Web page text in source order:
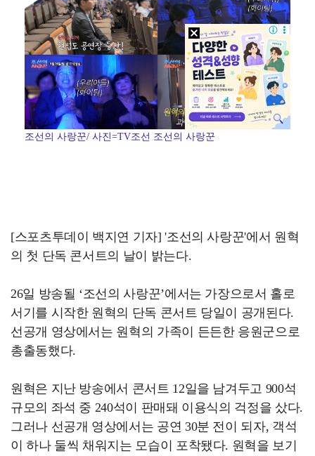
조선의 사랑꾼/ 사진=TV조선 조선의 사랑꾼
[스포츠투데이 백지연 기자] '조선의 사랑꾼'에서 원혁
의 첫 단독 콘서트의 날이 밝는다.
26일 방송될 ‘조선의 사랑꾼’에서는 가장으로서 홀로
서기를 시작한 원혁의 단독 콘서트 당일이 공개된다.
선공개 영상에서는 원혁의 가족이 든든한 응원군으로
총출동했다.
원혁은 지난 방송에서 콘서트 12일을 남겨두고 900석
규모의 좌석 중 240석이 판매돼 이용식의 걱정을 샀다.
그러나 선공개 영상에서는 공연 30분 전이 되자, 객석
이 하나 둘씩 채워지는 모습이 포착됐다. 원혁을 보기